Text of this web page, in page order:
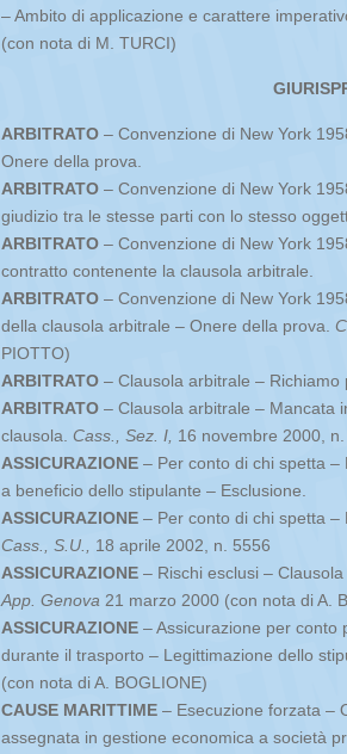
– Ambito di applicazione e carattere
(con nota di M. TURCI)
ARBITRATO – Convenzione di New York
Onere della prova.
ARBITRATO – Convenzione di New York
giudizio tra le stesse parti con lo stesso
ARBITRATO – Convenzione di New York
contratto contenente la clausola arbitrale.
ARBITRATO – Convenzione di New York
della clausola arbitrale – Onere della prova.
PIOTTO)
ARBITRATO – Clausola arbitrale – Richiamo
ARBITRATO – Clausola arbitrale – Mancata
clausola. Cass., Sez. I, 16 novembre 2000,
ASSICURAZIONE – Per conto di chi spetta –
a beneficio dello stipulante – Esclusione.
ASSICURAZIONE – Per conto di chi spetta –
Cass., S.U.,
18 aprile 2002, n. 5556
ASSICURAZIONE – Rischi esclusi –
App. Genova 21 marzo 2000 (con nota di A.
ASSICURAZIONE – Assicurazione per conto
durante il trasporto – Legittimazione dello
(con nota di A. BOGLIONE)
CAUSE MARITTIME – Esecuzione forzata –
assegnata in gestione economica a società